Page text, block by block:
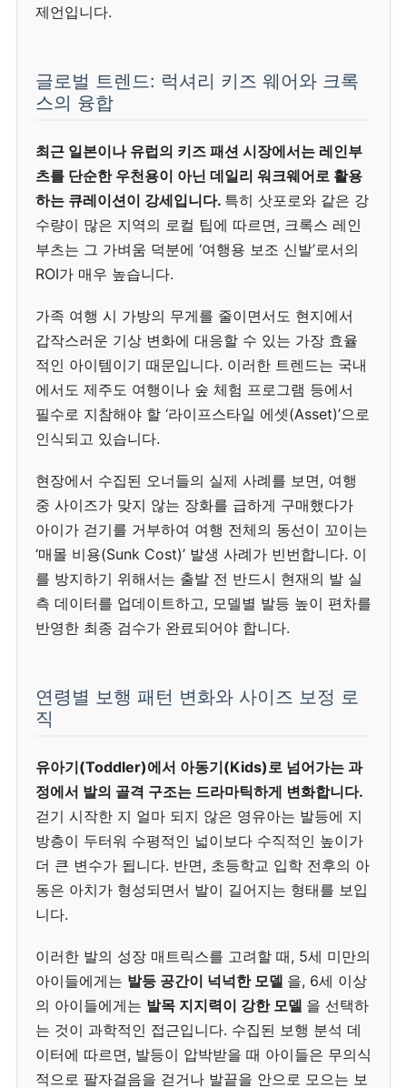
제언입니다.
글로벌 트렌드: 럭셔리 키즈 웨어와 크록
스의 융합
최근 일본이나 유럽의 키즈 패션 시장에서는 레인부
츠를 단순한 우천용이 아닌 데일리 워크웨어로 활용
하는 큐레이션이 강세입니다. 특히 삿포로와 같은 강
수량이 많은 지역의 로컬 팁에 따르면, 크록스 레인
부츠는 그 가벼움 덕분에 ‘여행용 보조 신발’로서의
ROI가 매우 높습니다.
가족 여행 시 가방의 무게를 줄이면서도 현지에서
갑작스러운 기상 변화에 대응할 수 있는 가장 효율
적인 아이템이기 때문입니다. 이러한 트렌드는 국내
에서도 제주도 여행이나 숲 체험 프로그램 등에서
필수로 지참해야 할 ‘라이프스타일 에셋(Asset)’으로
인식되고 있습니다.
현장에서 수집된 오너들의 실제 사례를 보면, 여행
중 사이즈가 맞지 않는 장화를 급하게 구매했다가
아이가 걷기를 거부하여 여행 전체의 동선이 꼬이는
‘매몰 비용(Sunk Cost)’ 발생 사례가 빈번합니다. 이
를 방지하기 위해서는 출발 전 반드시 현재의 발 실
측 데이터를 업데이트하고, 모델별 발등 높이 편차를
반영한 최종 검수가 완료되어야 합니다.
연령별 보행 패턴 변화와 사이즈 보정 로
직
유아기(Toddler)에서 아동기(Kids)로 넘어가는 과
정에서 발의 골격 구조는 드라마틱하게 변화합니다.
걷기 시작한 지 얼마 되지 않은 영유아는 발등에 지
방층이 두터워 수평적인 넓이보다 수직적인 높이가
더 큰 변수가 됩니다. 반면, 초등학교 입학 전후의 아
동은 아치가 형성되면서 발이 길어지는 형태를 보입
니다.
이러한 발의 성장 매트릭스를 고려할 때, 5세 미만의
아이들에게는 발등 공간이 넉넉한 모델 을, 6세 이상
의 아이들에게는 발목 지지력이 강한 모델 을 선택하
는 것이 과학적인 접근입니다. 수집된 보행 분석 데
이터에 따르면, 발등이 압박받을 때 아이들은 무의식
적으로 팔자걸음을 걷거나 발끝을 안으로 모으는 보